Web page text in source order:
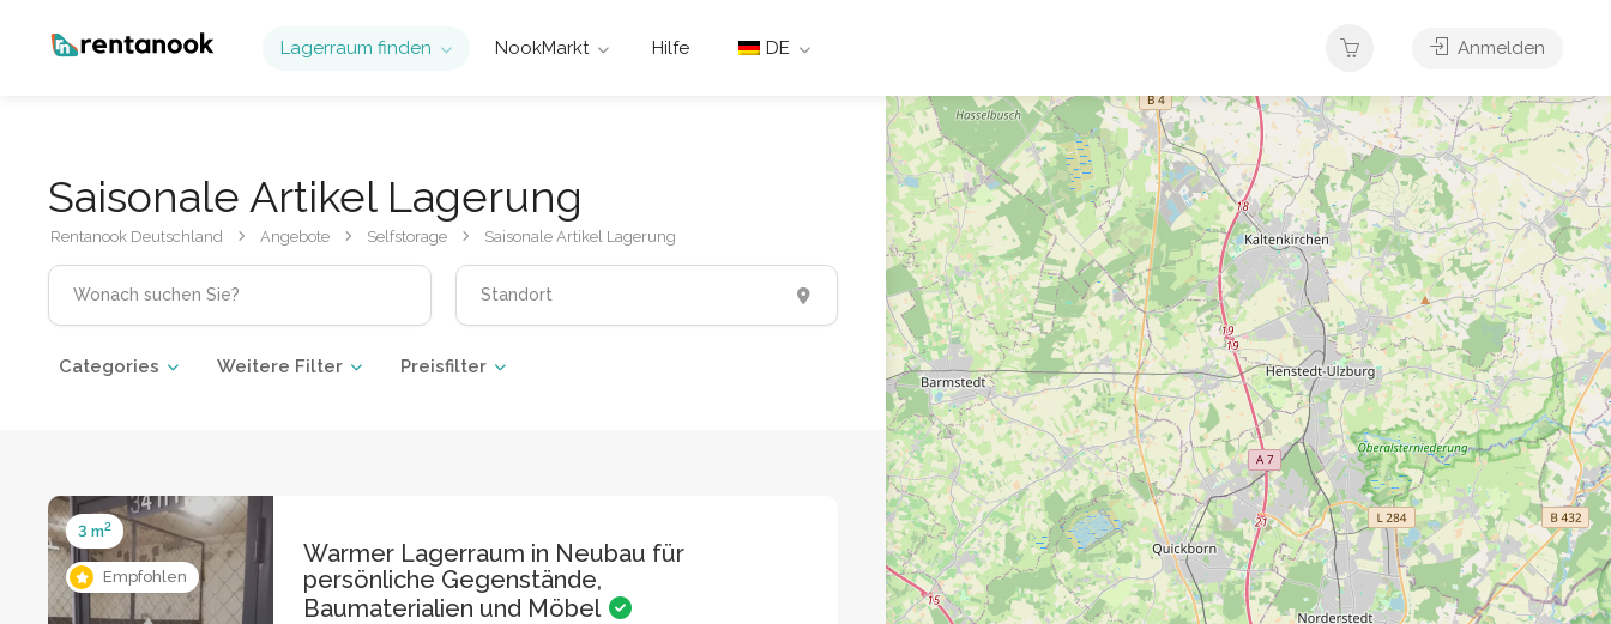
Lagerraum finden NookMarkt Hilfe DE Anmelden
Saisonale Artikel Lagerung
Rentanook Deutschland Angebote Selfstorage Saisonale Artikel Lagerung
Categories Weitere Filter Preisfilter
Empfohlen
3 m2
Warmer Lagerraum in Neubau für
persönliche Gegenstände,
Baumaterialien und Möbel